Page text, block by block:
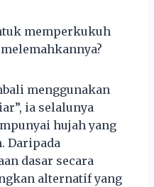
memperkukuh
menggunakan
ia selalunya
hujah yang
Daripada
dasar secara
alternatif yang